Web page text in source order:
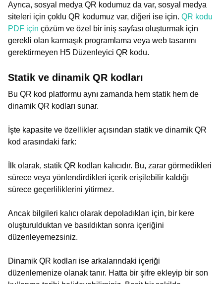
Ayrıca, sosyal medya QR kodumuz da var, sosyal medya
siteleri için çoklu QR kodumuz var, diğeri ise için. QR kodu
PDF için çözüm ve özel bir iniş sayfası oluşturmak için
gerekli olan karmaşık programlama veya web tasarımı
gerektirmeyen H5 Düzenleyici QR kodu.
Statik ve dinamik QR kodları
Bu QR kod platformu aynı zamanda hem statik hem de
dinamik QR kodları sunar.
İşte kapasite ve özellikler açısından statik ve dinamik QR
kod arasındaki fark:
İlk olarak, statik QR kodları kalıcıdır. Bu, zarar görmedikleri
sürece veya yönlendirdikleri içerik erişilebilir kaldığı
sürece geçerliliklerini yitirmez.
Ancak bilgileri kalıcı olarak depoladıkları için, bir kere
oluşturulduktan ve basıldıktan sonra içeriğini
düzenleyemezsiniz.
Dinamik QR kodları ise arkalarındaki içeriği
düzenlemenize olanak tanır. Hatta bir şifre ekleyip bir son